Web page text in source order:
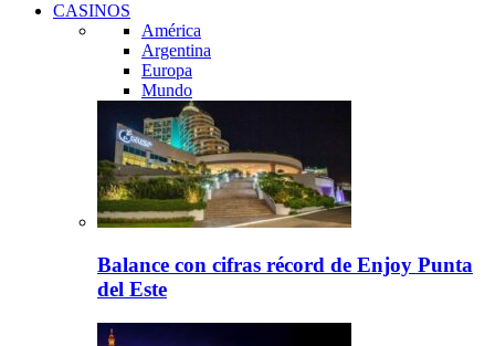
CASINOS
América
Argentina
Europa
Mundo
Balance con cifras récord de Enjoy Punta
del Este